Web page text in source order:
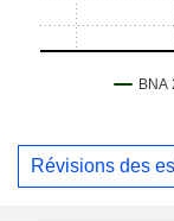
Révisions des